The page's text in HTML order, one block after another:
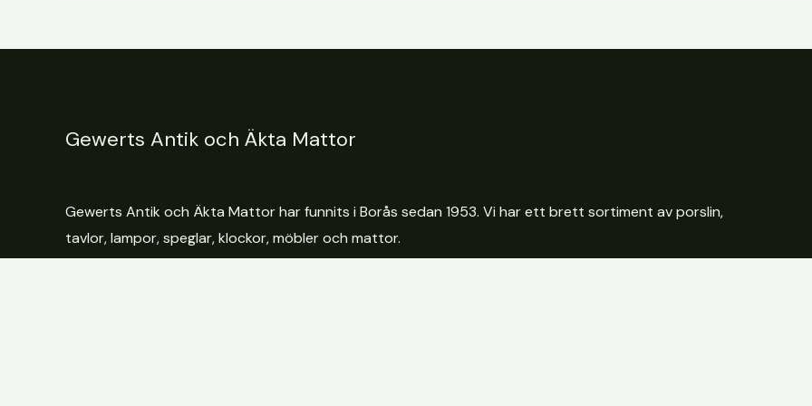
Gewerts Antik och Äkta Mattor
Gewerts Antik och Äkta Mattor har funnits i Borås sedan 1953. Vi har ett brett sortiment av porslin,
tavlor, lampor, speglar, klockor, möbler och mattor.